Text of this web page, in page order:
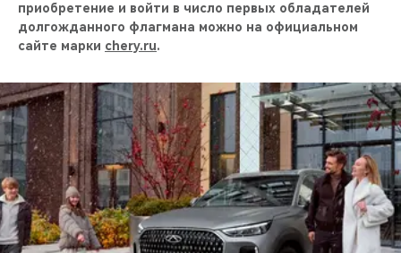
НОВИНКИ
БЛАГОТВОРИТЕЛЬНОСТЬ
CHERY REMOTE
CHERY И СПОРТ
НАШИ МЕРОПРИЯТИЯ
ВИДЕООБЗОРЫ
приобретение и войти в число первых обладателей
долгожданного флагмана можно на официальном
сайте марки chery.ru.